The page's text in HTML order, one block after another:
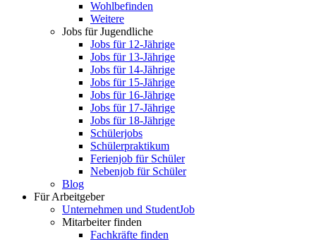
Wohlbefinden
Weitere
Jobs für Jugendliche
Jobs für 12-Jährige
Jobs für 13-Jährige
Jobs für 14-Jährige
Jobs für 15-Jährige
Jobs für 16-Jährige
Jobs für 17-Jährige
Jobs für 18-Jährige
Schülerjobs
Schülerpraktikum
Ferienjob für Schüler
Nebenjob für Schüler
Blog
Für Arbeitgeber
Unternehmen und StudentJob
Mitarbeiter finden
Fachkräfte finden